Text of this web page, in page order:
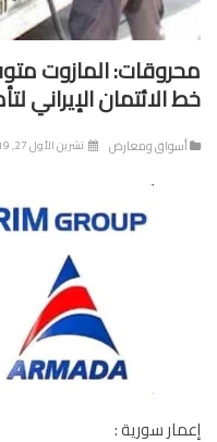
المازوت متوفر
الائتمان الإيراني
ومعارض تشرين الأول 27, 2019
سورية :